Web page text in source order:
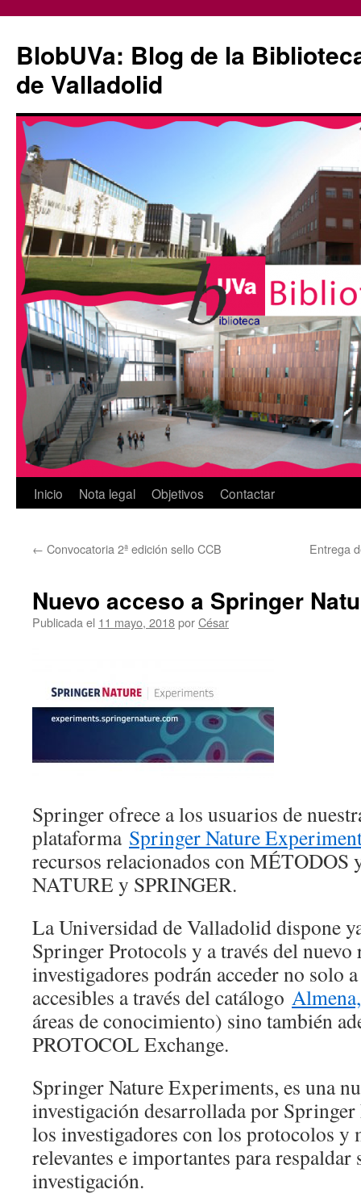
contenido
BlobUVa: Blog de la
de Valladolid
Inicio Nota legal Objetivos Contactar
← Convocatoria 2ª edición sello CCB Entrega
Nuevo acceso a Springer
Publicada el 11 mayo, 2018porCésar
Springer ofrece a los usuarios de
plataforma Springer Nature
recursos relacionados con MÉTODOS
NATURE y SPRINGER.
La Universidad de Valladolid dispone
Springer Protocols y a través del nuevo
investigadores podrán acceder no solo
accesibles a través del catálogo
áreas de conocimiento) sino también
PROTOCOL Exchange.
Springer Nature Experiments, es una
investigación desarrollada por Springer
los investigadores con los protocolos y
relevantes e importantes para respaldar
investigación.